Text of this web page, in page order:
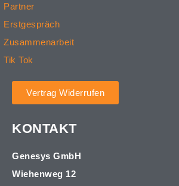
Partner
Erstgespräch
Zusammenarbeit
Tik Tok
Vertrag Widerrufen
KONTAKT
Genesys GmbH
Wiehenweg 12